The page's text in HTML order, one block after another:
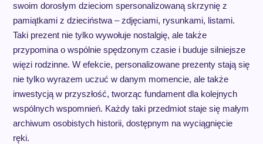
swoim dorosłym dzieciom spersonalizowaną skrzynię z
pamiątkami z dzieciństwa – zdjęciami, rysunkami, listami.
Taki prezent nie tylko wywołuje nostalgię, ale także
przypomina o wspólnie spędzonym czasie i buduje silniejsze
więzi rodzinne. W efekcie, personalizowane prezenty stają się
nie tylko wyrazem uczuć w danym momencie, ale także
inwestycją w przyszłość, tworząc fundament dla kolejnych
wspólnych wspomnień. Każdy taki przedmiot staje się małym
archiwum osobistych historii, dostępnym na wyciągnięcie
ręki.